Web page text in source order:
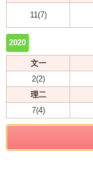
11(7)
2020
文一
2(2)
理二
7(4)